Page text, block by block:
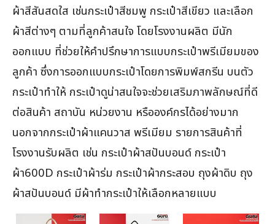
ผ้าสีสันสดใส เช่นกระเป๋าสีชมพู กระเป๋าสีเขียว และเลือก
ผ้าสีต่างๆ ตามที่ลูกค้าสนใจ โดยโรงงานผลิต มีนัก
ออกแบบ ที่ช่วยให้คำปรึกษาการแบบกระเป๋าพรีเมียมของ
ลูกค้า ซึ่งการออกแบบกระเป๋าโดยการพิมพ์สกรีน บนตัว
กระเป๋าทำให้ กระเป๋าดูน่าสนใจจะช่วยเสริมภาพลักษณ์ที่ดี
ต่อสินค้า สถาบัน หน่วยงาน หรือองค์กรได้อย่างมาก
นอกจากกระเป๋าผ้าแคนวาส พรีเมียม รายการสินค้าที่
โรงงานรับผลิต เช่น กระเป๋าผ้าสปันบอนด์ กระเป๋า
ผ้า600D กระเป๋าผ้าร่ม กระเป๋าผ้ากระสอบ ถุงผ้าดิบ ถุง
ผ้าสปันบอนด์ มีผ้าทำกระเป๋าให้เลือกหลายแบบ